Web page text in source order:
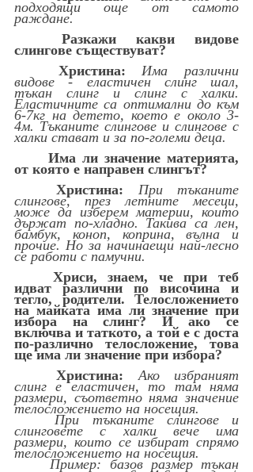
подходящи още от самото
раждане.
Разкажи какви видове
слингове съществуват?
Христина:
Има различни
видове - еластичен слинг шал,
тъкан слинг и слинг с халки.
Еластичните са оптимални до към
6-7кг на детето, което е около 3-
4м. Тъканите слингове и слингове с
халки стават и за по-големи деца.
Има ли значение материята,
от която е направен слингът?
Христина:
При тъканите
слингове, през летните месеци,
може да изберем материи, които
държат по-хладно. Такива са лен,
бамбук, коноп, коприна, вълна и
прочие. Но за начинаещи най-лесно
се работи с памучни.
Хриси, знаем, че при теб
идват различни по височина и
тегло, родители. Телосложението
на майката има ли значение при
избора на слинг? И ако се
включва и таткото, а той е с доста
по-различно телосложение, това
ще има ли значение при избора?
Христина:
Ако избраният
слинг е еластичен, то там няма
размери, съответно няма значение
телосложението на носещия.
	При тъканите слингове и
слинговете с халки вече има
размери, които се избират спрямо
телосложението на носещия.
	Пример: базов размер тъкан